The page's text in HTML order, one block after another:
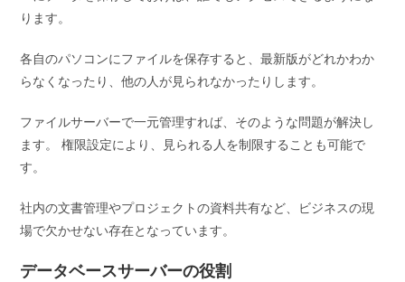
ります。
各自のパソコンにファイルを保存すると、最新版がどれかわか
らなくなったり、他の人が見られなかったりします。
ファイルサーバーで一元管理すれば、そのような問題が解決し
ます。 権限設定により、見られる人を制限することも可能で
す。
社内の文書管理やプロジェクトの資料共有など、ビジネスの現
場で欠かせない存在となっています。
データベースサーバーの役割